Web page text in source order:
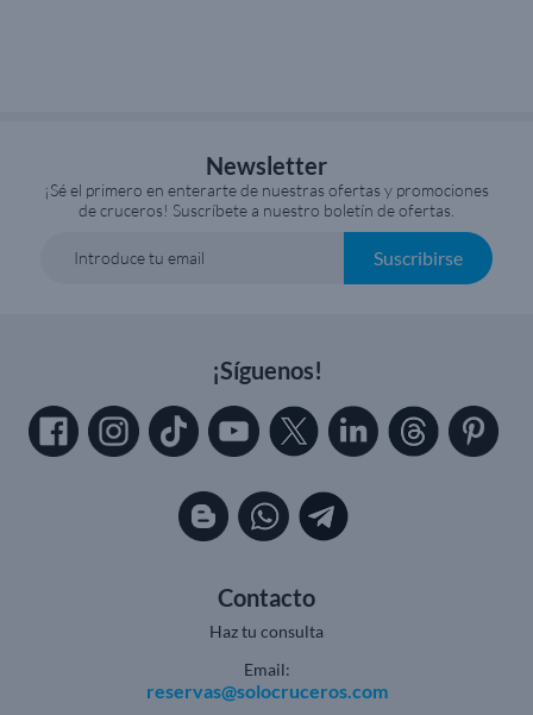
Newsletter
¡Sé el primero en enterarte de nuestras ofertas y promociones
de cruceros! Suscríbete a nuestro boletín de ofertas.
Introduce tu email Suscribirse
¡Síguenos!
Contacto
Haz tu consulta
Email:
reservas@solocruceros.com